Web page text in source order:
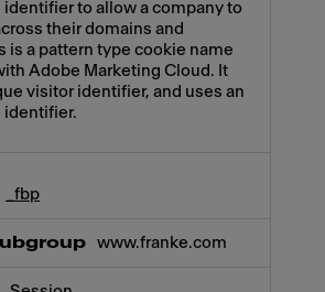
to allow a company to
their domains and
is a pattern type cookie name
Adobe Marketing Cloud. It
visitor identifier, and uses an
identifier.
_fbp
www.franke.com